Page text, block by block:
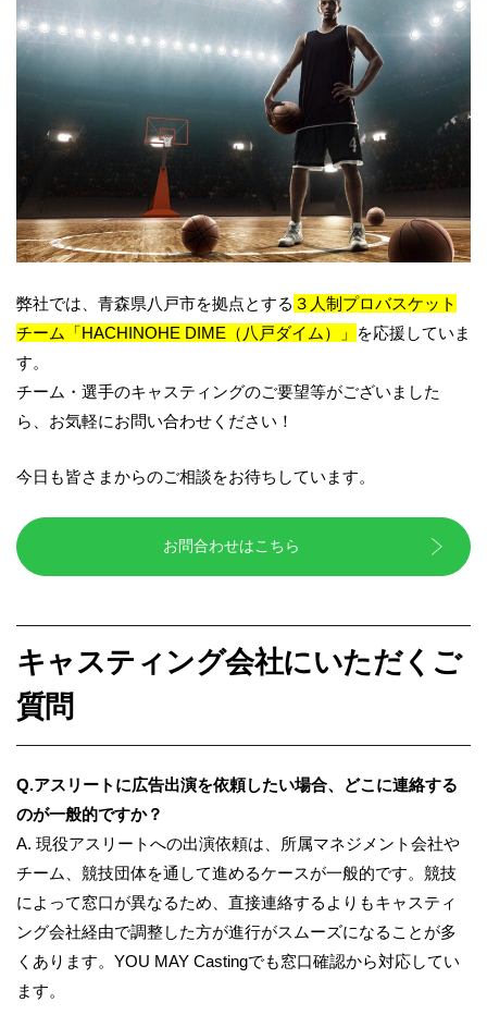
弊社では、青森県八戸市を拠点とする ３人制プロバスケット
チーム「HACHINOHE DIME （八戸ダイム）」
を応援していま
す。
チーム・選手のキャスティングのご要望等がございました
ら、お気軽にお問い合わせください！
今日も皆さまからのご相談をお待ちしています。
お問合わせはこちら
キャスティング会社にいただくご
質問
Q.アスリートに広告出演を依頼したい場合、どこに連絡する
のが一般的ですか？
A. 現役アスリートへの出演依頼は、所属マネジメント会社や
チーム、競技団体を通して進めるケースが一般的です。競技
によって窓口が異なるため、直接連絡するよりもキャスティ
ング会社経由で調整した方が進行がスムーズになることが多
くあります。YOU MAY Castingでも窓口確認から対応してい
ます。